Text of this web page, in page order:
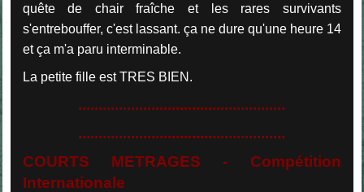
quête de chair fraîche et les rares survivants
s'entrebouffer, c'est lassant. ça ne dure qu'une heure 14
et ça m'a paru interminable.
La petite fille est TRES BIEN.
...................................................
...................................................
COURTS METRAGES - Compétition
Internationale